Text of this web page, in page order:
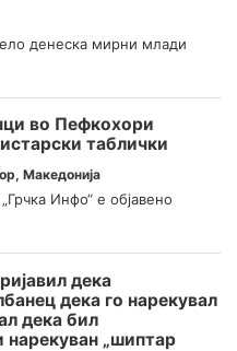
денеска мирни млади
во Пефкохори
таблички
, Македонија
Инфо“ е објавено
дека
дека го нарекувал
дека бил
нарекуван „шиптар